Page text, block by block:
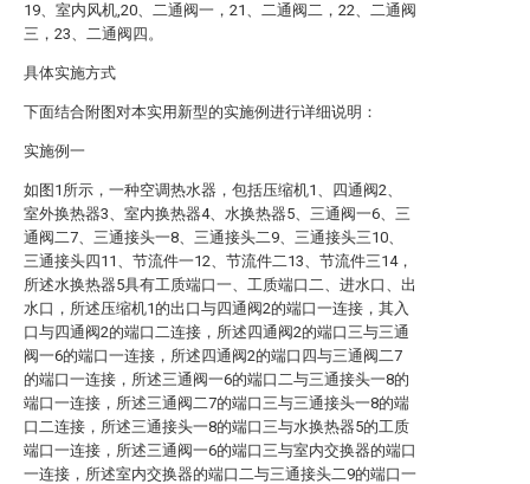
19、室内风机,20、二通阀一，21、二通阀二，22、二通阀
三，23、二通阀四。
具体实施方式
下面结合附图对本实用新型的实施例进行详细说明：
实施例一
如图1所示，一种空调热水器，包括压缩机1、四通阀2、
室外换热器3、室内换热器4、水换热器5、三通阀一6、三
通阀二7、三通接头一8、三通接头二9、三通接头三10、
三通接头四11、节流件一12、节流件二13、节流件三14，
所述水换热器5具有工质端口一、工质端口二、进水口、出
水口，所述压缩机1的出口与四通阀2的端口一连接，其入
口与四通阀2的端口二连接，所述四通阀2的端口三与三通
阀一6的端口一连接，所述四通阀2的端口四与三通阀二7
的端口一连接，所述三通阀一6的端口二与三通接头一8的
端口一连接，所述三通阀二7的端口三与三通接头一8的端
口二连接，所述三通接头一8的端口三与水换热器5的工质
端口一连接，所述三通阀一6的端口三与室内交换器的端口
一连接，所述室内交换器的端口二与三通接头二9的端口一